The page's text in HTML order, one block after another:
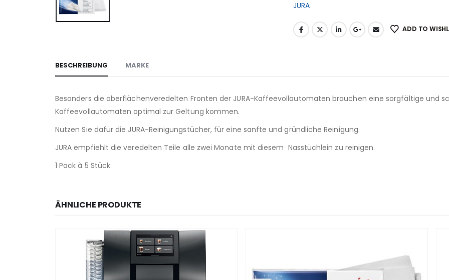
JURA
ADD TO
BESCHREIBUNG MARKE
Besonders die oberflächenveredelten Fronten der JURA-Kaffeevollautomaten brauchen eine sorgfältige und
Kaffeevollautomaten optimal zur Geltung kommen.
Nutzen Sie dafür die JURA-Reinigungstücher, für eine sanfte und gründliche Reinigung.
JURA empfiehlt die veredelten Teile alle zwei Monate mit diesem Nasstüchlein zu reinigen.
1 Pack à 5 Stück
ÄHNLICHE PRODUKTE